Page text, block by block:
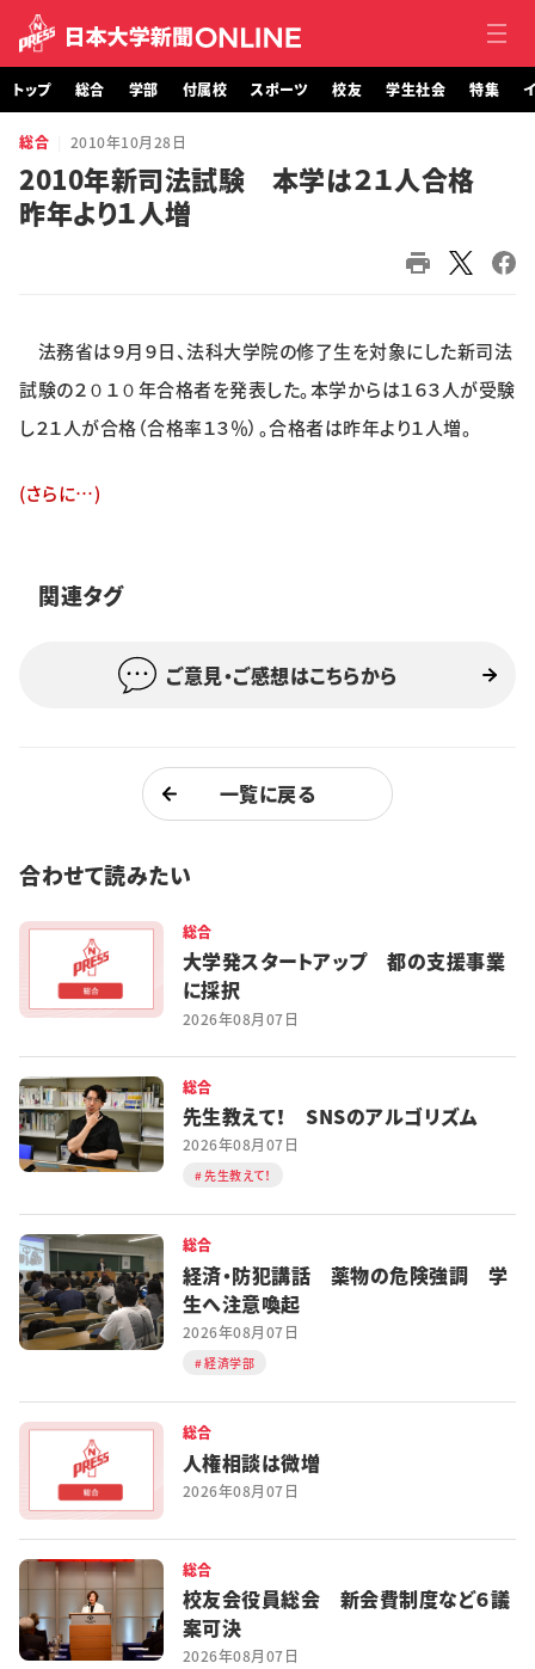
トップ
総合
スポーツ
学生社会
学生記者募集 お問い合わせ
トップ 総合 学部 付属校 スポーツ 校友 学生社会 特集
総合 2010年10月28日
2010年新司法試験 本学は２１人合格
昨年より１人増
法務省は９月９日、法科大学院の修了生を対象にした新司法
試験の２０１０年合格者を発表した。本学からは１６３人が受験
し２１人が合格（合格率１３％）。合格者は昨年より１人増。
(さらに…)
関連タグ
ご意見・ご感想はこちらから
一覧に戻る
合わせて読みたい
総合
大学発スタートアップ 都の支援事業
に採択
2026年08月07日
総合
先生教えて！ SNSのアルゴリズム
2026年08月07日
先生教えて！
総合
経済・防犯講話 薬物の危険強調 学
生へ注意喚起
2026年08月07日
経済学部
総合
人権相談は微増
2026年08月07日
総合
校友会役員総会 新会費制度など６議
案可決
2026年08月07日